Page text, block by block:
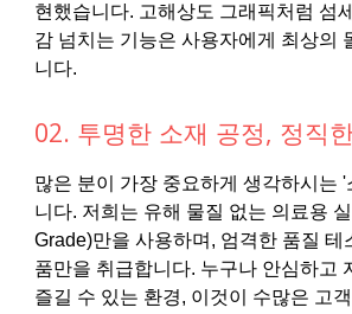
현했습니다. 고해상도 그래픽처럼 섬
감 넘치는 기능은 사용자에게 최상의
니다.
02. 투명한 소재 공정, 정직
많은 분이 가장 중요하게 생각하시는 '
니다. 저희는 유해 물질 없는 의료용
Grade)만을 사용하며, 엄격한 품질 테
품만을 취급합니다. 누구나 안심하고
즐길 수 있는 환경, 이것이 수많은 고